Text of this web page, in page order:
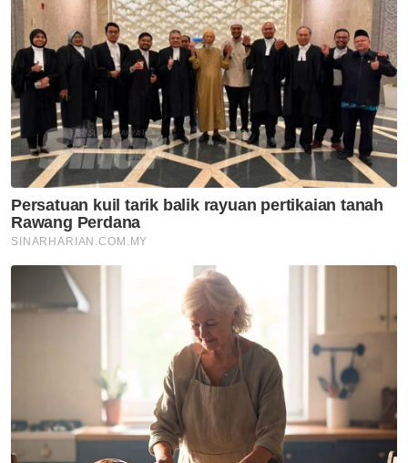
Semasa
TH teliti cadangan NGO
mengenai RCI
Semasa
Koperal didakwa amang
seksual anak dibenar ikat jamin
RM20,000
Semasa
Negara Tun Mohamed Eusoff
Chin selamat dikebumikan
Persatuan kuil tarik balik
rayuan pertikaian tanah
Rawang Perdana